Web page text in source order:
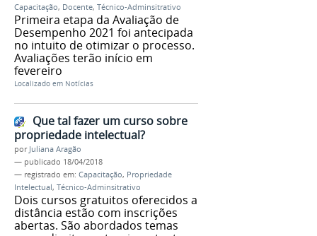
Capacitação, Docente, Técnico-Adminsitrativo
Primeira etapa da Avaliação de
Desempenho 2021 foi antecipada
no intuito de otimizar o processo.
Avaliações terão início em
fevereiro
Localizado em Notícias
Que tal fazer um curso sobre
propriedade intelectual?
por Juliana Aragão
— publicado 18/04/2018
— registrado em: Capacitação, Propriedade
Intelectual, Técnico-Adminsitrativo
Dois cursos gratuitos oferecidos a
distância estão com inscrições
abertas. São abordados temas